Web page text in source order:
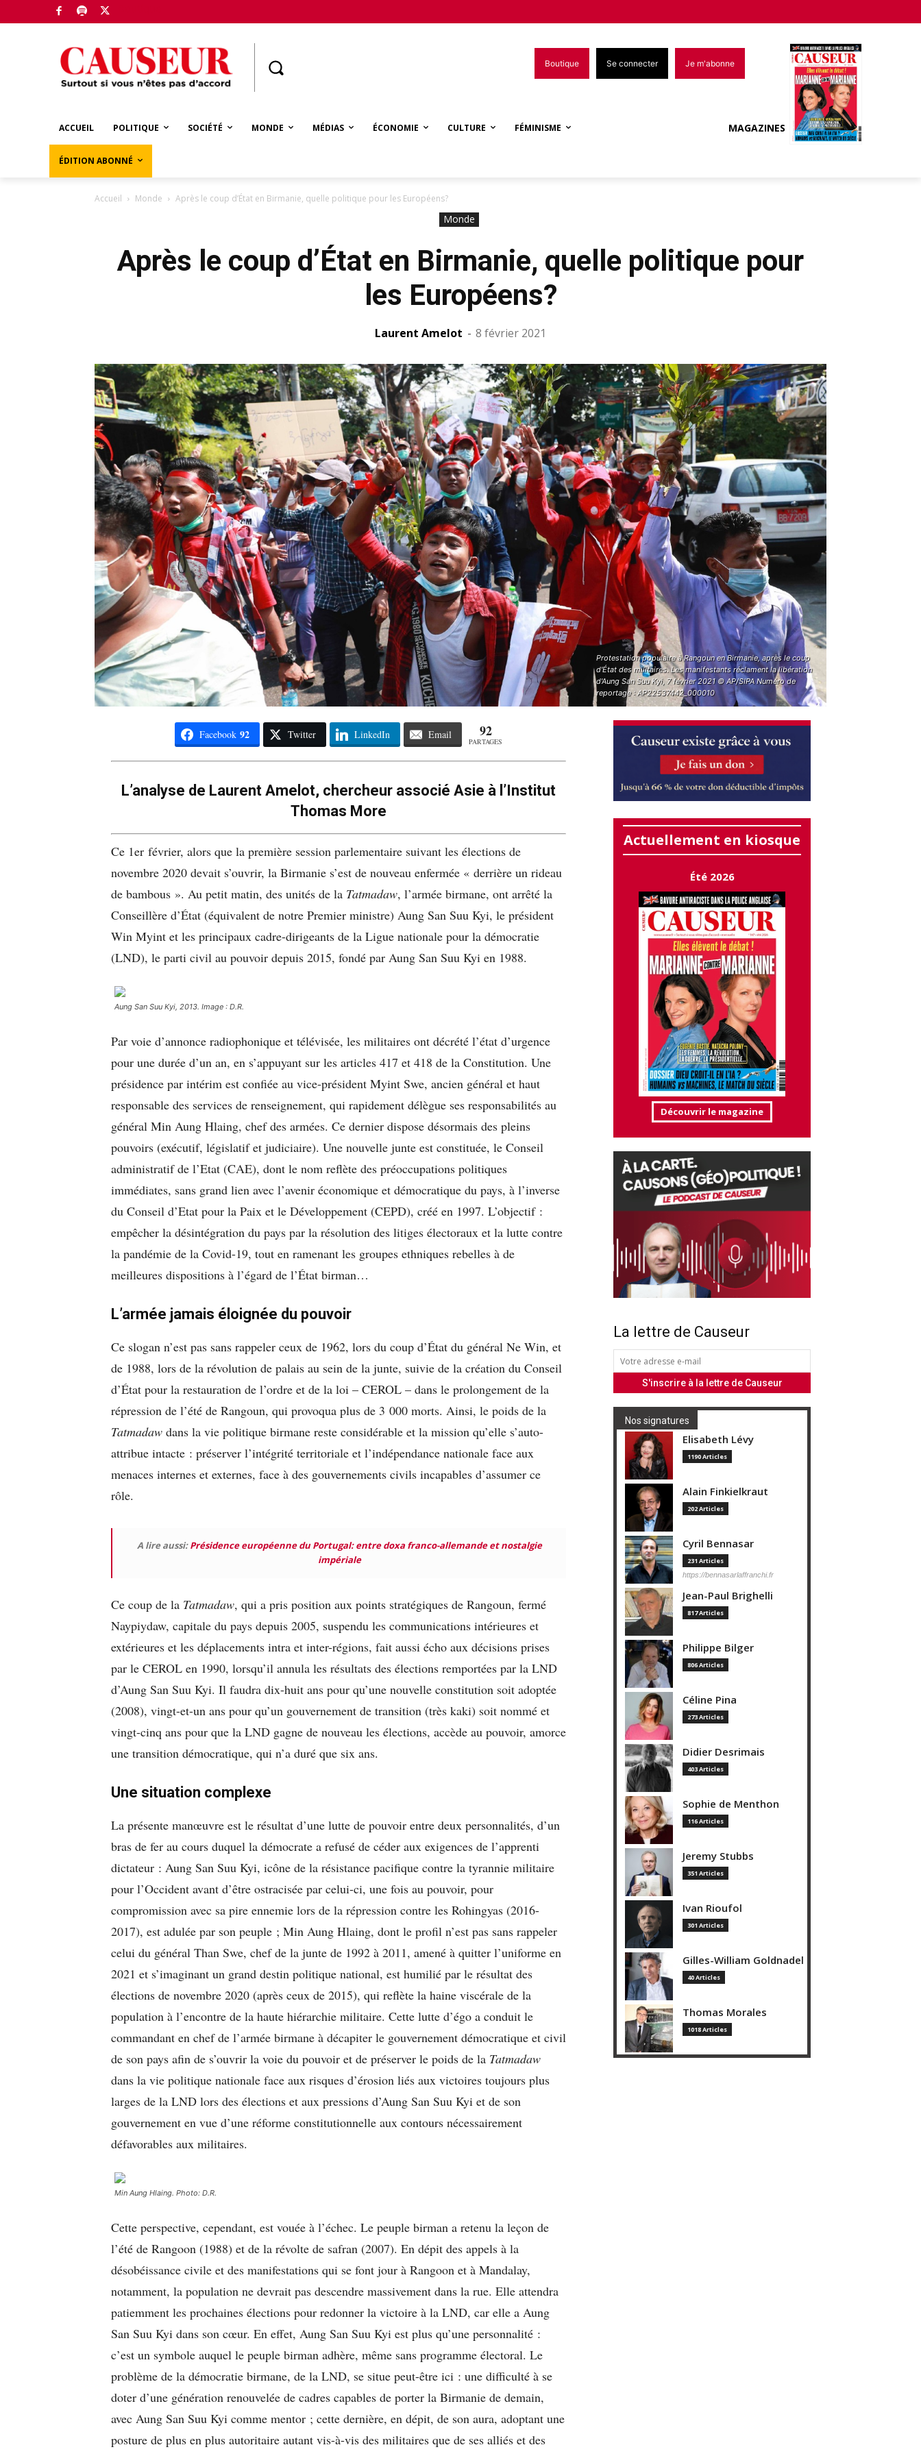
Boutique Se connecter Je m'abonne
ACCUEIL POLITIQUE SOCIÉTÉ MONDE MÉDIAS ÉCONOMIE CULTURE FÉMINISME
ÉDITION ABONNÉ
MAGAZINES
Accueil Monde Après le coup d’État en Birmanie, quelle politique pour les Européens?
Monde
Après le coup d’État en Birmanie, quelle politique pour
les Européens?
Laurent Amelot - 8 février 2021
Protestation populaire à Rangoun en Birmanie, après le coup
d'État des militaires. Les manifestants réclament la libération
d'Aung San Suu Kyi, 7 février 2021 © AP/SIPA Numéro de
reportage : AP22537442_000010
Facebook 92 Twitter LinkedIn Email 92
PARTAGES
L’analyse de Laurent Amelot, chercheur associé Asie à l’Institut
Thomas More
Ce 1er février, alors que la première session parlementaire suivant les élections de
novembre 2020 devait s’ouvrir, la Birmanie s’est de nouveau enfermée « derrière un rideau
de bambous ». Au petit matin, des unités de la Tatmadaw, l’armée birmane, ont arrêté la
Conseillère d’État (équivalent de notre Premier ministre) Aung San Suu Kyi, le président
Win Myint et les principaux cadre-dirigeants de la Ligue nationale pour la démocratie
(LND), le parti civil au pouvoir depuis 2015, fondé par Aung San Suu Kyi en 1988.
Aung San Suu Kyi, 2013. Image : D.R.
Par voie d’annonce radiophonique et télévisée, les militaires ont décrété l’état d’urgence
pour une durée d’un an, en s’appuyant sur les articles 417 et 418 de la Constitution. Une
présidence par intérim est confiée au vice-président Myint Swe, ancien général et haut
responsable des services de renseignement, qui rapidement délègue ses responsabilités au
général Min Aung Hlaing, chef des armées. Ce dernier dispose désormais des pleins
pouvoirs (exécutif, législatif et judiciaire). Une nouvelle junte est constituée, le Conseil
administratif de l’Etat (CAE), dont le nom reflète des préoccupations politiques
immédiates, sans grand lien avec l’avenir économique et démocratique du pays, à l’inverse
du Conseil d’Etat pour la Paix et le Développement (CEPD), créé en 1997. L’objectif :
empêcher la désintégration du pays par la résolution des litiges électoraux et la lutte contre
la pandémie de la Covid-19, tout en ramenant les groupes ethniques rebelles à de
meilleures dispositions à l’égard de l’État birman…
L’armée jamais éloignée du pouvoir
Ce slogan n’est pas sans rappeler ceux de 1962, lors du coup d’État du général Ne Win, et
de 1988, lors de la révolution de palais au sein de la junte, suivie de la création du Conseil
d’État pour la restauration de l’ordre et de la loi – CEROL – dans le prolongement de la
répression de l’été de Rangoun, qui provoqua plus de 3 000 morts. Ainsi, le poids de la
Tatmadaw dans la vie politique birmane reste considérable et la mission qu’elle s’auto-
attribue intacte : préserver l’intégrité territoriale et l’indépendance nationale face aux
menaces internes et externes, face à des gouvernements civils incapables d’assumer ce
rôle.
A lire aussi:Présidence européenne du Portugal: entre doxa franco-allemande et nostalgie
impériale
Ce coup de la Tatmadaw, qui a pris position aux points stratégiques de Rangoun, fermé
Naypiydaw, capitale du pays depuis 2005, suspendu les communications intérieures et
extérieures et les déplacements intra et inter-régions, fait aussi écho aux décisions prises
par le CEROL en 1990, lorsqu’il annula les résultats des élections remportées par la LND
d’Aung San Suu Kyi. Il faudra dix-huit ans pour qu’une nouvelle constitution soit adoptée
(2008), vingt-et-un ans pour qu’un gouvernement de transition (très kaki) soit nommé et
vingt-cinq ans pour que la LND gagne de nouveau les élections, accède au pouvoir, amorce
une transition démocratique, qui n’a duré que six ans.
Une situation complexe
La présente manœuvre est le résultat d’une lutte de pouvoir entre deux personnalités, d’un
bras de fer au cours duquel la démocrate a refusé de céder aux exigences de l’apprenti
dictateur : Aung San Suu Kyi, icône de la résistance pacifique contre la tyrannie militaire
pour l’Occident avant d’être ostracisée par celui-ci, une fois au pouvoir, pour
compromission avec sa pire ennemie lors de la répression contre les Rohingyas (2016-
2017), est adulée par son peuple ; Min Aung Hlaing, dont le profil n’est pas sans rappeler
celui du général Than Swe, chef de la junte de 1992 à 2011, amené à quitter l’uniforme en
2021 et s’imaginant un grand destin politique national, est humilié par le résultat des
élections de novembre 2020 (après ceux de 2015), qui reflète la haine viscérale de la
population à l’encontre de la haute hiérarchie militaire. Cette lutte d’égo a conduit le
commandant en chef de l’armée birmane à décapiter le gouvernement démocratique et civil
de son pays afin de s’ouvrir la voie du pouvoir et de préserver le poids de la Tatmadaw
dans la vie politique nationale face aux risques d’érosion liés aux victoires toujours plus
larges de la LND lors des élections et aux pressions d’Aung San Suu Kyi et de son
gouvernement en vue d’une réforme constitutionnelle aux contours nécessairement
défavorables aux militaires.
Min Aung Hlaing. Photo: D.R.
Cette perspective, cependant, est vouée à l’échec. Le peuple birman a retenu la leçon de
l’été de Rangoon (1988) et de la révolte de safran (2007). En dépit des appels à la
désobéissance civile et des manifestations qui se font jour à Rangoon et à Mandalay,
notamment, la population ne devrait pas descendre massivement dans la rue. Elle attendra
patiemment les prochaines élections pour redonner la victoire à la LND, car elle a Aung
San Suu Kyi dans son cœur. En effet, Aung San Suu Kyi est plus qu’une personnalité :
c’est un symbole auquel le peuple birman adhère, même sans programme électoral. Le
problème de la démocratie birmane, de la LND, se situe peut-être ici : une difficulté à se
doter d’une génération renouvelée de cadres capables de porter la Birmanie de demain,
avec Aung San Suu Kyi comme mentor ; cette dernière, en dépit, de son aura, adoptant une
posture de plus en plus autoritaire autant vis-à-vis des militaires que de ses alliés et des
Actuellement en kiosque
Été 2026
Découvrir le magazine
La lettre de Causeur
Nos signatures
Elisabeth Lévy
1190 Articles
Alain Finkielkraut
202 Articles
Cyril Bennasar
231 Articles
https://bennasarlaffranchi.fr
Jean-Paul Brighelli
817 Articles
Philippe Bilger
806 Articles
Céline Pina
273 Articles
Didier Desrimais
403 Articles
Sophie de Menthon
116 Articles
Jeremy Stubbs
351 Articles
Ivan Rioufol
301 Articles
Gilles-William Goldnadel
40 Articles
Thomas Morales
1018 Articles